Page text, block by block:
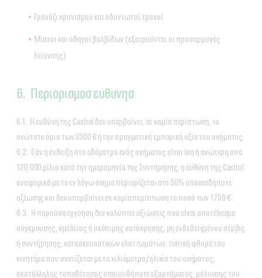
Γρανάζι χρονισμού και οδοντωτοί τροχοί
Μίσχοι και οδηγοί βαλβίδων (εξαιρούνται οι προσαρμογές
λείανσης)
6. Περιορισμοσ ευθυνησ
6.1. Η ευθύνη της Castrol δεν υπερβαίνει, σε καμία περίπτωση, το
ανώτατο όριο των 3500 € ή την πραγματική εμπορική αξία του οχήματος.
6.2. Εάν η ένδειξη στο οδόμετρο ενός οχήματος είναι ίση ή ανώτερη από
120.000 μίλια κατά την ημερομηνία της Συντήρησης, η ευθύνη της Castrol
αναφορικά με το εν λόγω όχημα περιορίζεται στο 50% οποιασδήποτε
αξίωσης και δεν υπερβαίνει σε καμία περίπτωση το ποσό των 1750 €.
6.3. Η παρούσα εγγύηση δεν καλύπτει αξιώσεις που είναι αποτέλεσμα
σύγκρουσης, αμέλειας ή σκόπιμης κατάχρησης, μη ενδεδειγμένου σέρβις
ή συντήρησης, κατασκευαστικών ελαττωμάτων, τυπική φθορά του
κινητήρα που σχετίζεται με τα χιλιόμετρα/ηλικία του οχήματος,
ακατάλληλης τοποθέτησης οποιουδήποτε εξαρτήματος, μόλυνσης του